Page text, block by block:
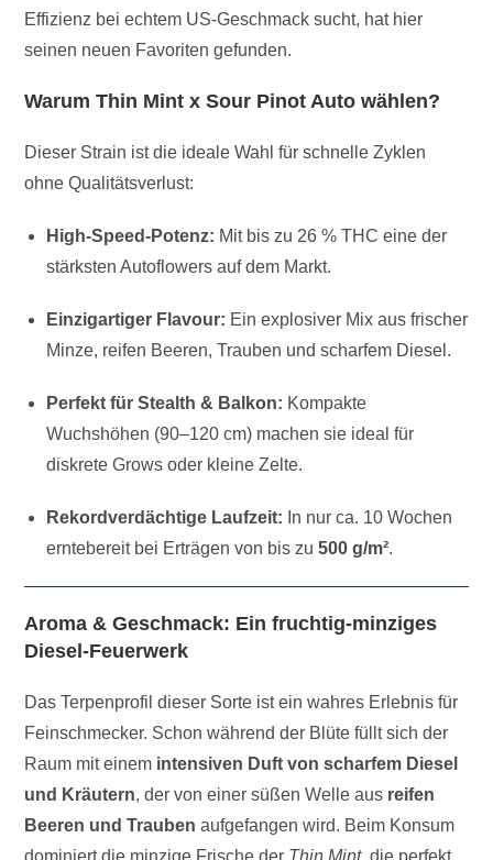
Effizienz bei echtem US-Geschmack sucht, hat hier
seinen neuen Favoriten gefunden.
Warum Thin Mint x Sour Pinot Auto wählen?
Dieser Strain ist die ideale Wahl für schnelle Zyklen
ohne Qualitätsverlust:
High-Speed-Potenz: Mit bis zu 26 % THC eine der
stärksten Autoflowers auf dem Markt.
Einzigartiger Flavour: Ein explosiver Mix aus frischer
Minze, reifen Beeren, Trauben und scharfem Diesel.
Perfekt für Stealth & Balkon: Kompakte
Wuchshöhen (90–120 cm) machen sie ideal für
diskrete Grows oder kleine Zelte.
Rekordverdächtige Laufzeit: In nur ca. 10 Wochen
erntebereit bei Erträgen von bis zu500 g/m².
Aroma & Geschmack: Ein fruchtig-minziges
Diesel-Feuerwerk
Das Terpenprofil dieser Sorte ist ein wahres Erlebnis für
Feinschmecker. Schon während der Blüte füllt sich der
Raum mit einem intensiven Duft von scharfem Diesel
und Kräutern, der von einer süßen Welle aus reifen
Beeren und Trauben aufgefangen wird. Beim Konsum
dominiert die minzige Frische der Thin Mint, die perfekt